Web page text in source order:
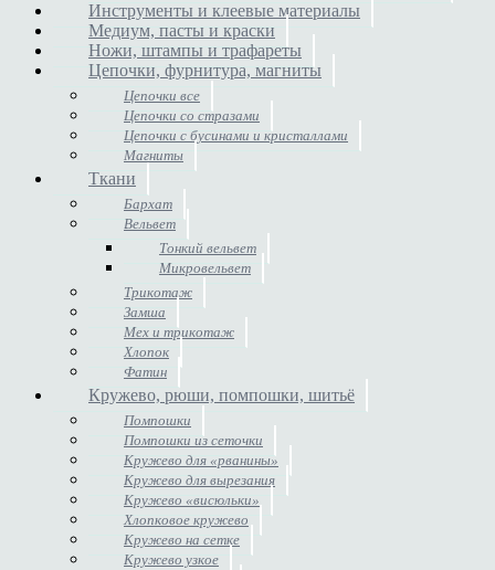
Инструменты и клеевые материалы
Медиум, пасты и краски
Ножи, штампы и трафареты
Цепочки, фурнитура, магниты
Цепочки все
Цепочки со стразами
Цепочки с бусинами и кристаллами
Магниты
Ткани
Бархат
Вельвет
Тонкий вельвет
Микровельвет
Трикотаж
Замша
Мех и трикотаж
Хлопок
Фатин
Кружево, рюши, помпошки, шитьё
Помпошки
Помпошки из сеточки
Кружево для «рванины»
Кружево для вырезания
Кружево «висюльки»
Хлопковое кружево
Кружево на сетке
Кружево узкое